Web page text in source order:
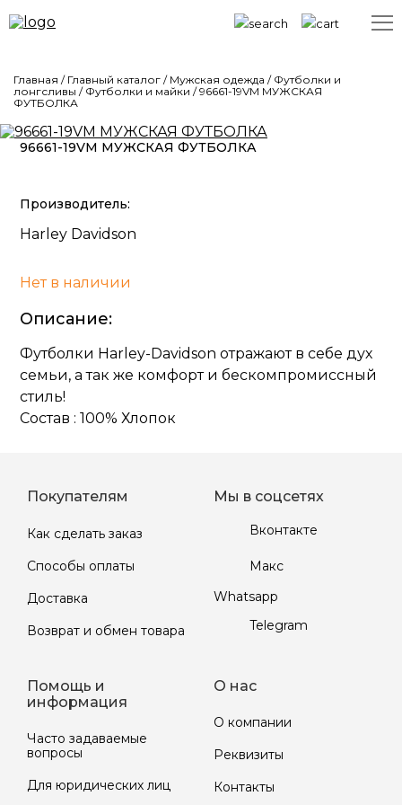
Главная / Главный каталог / Мужская одежда / Футболки и
лонгсливы / Футболки и майки /96661-19VM МУЖСКАЯ
ФУТБОЛКА
96661-19VM МУЖСКАЯ ФУТБОЛКА
Производитель:
Harley Davidson
Нет в наличии
Описание:
Футболки Harley-Davidson отражают в себе дух
семьи, а так же комфорт и бескомпромиссный
стиль!
Состав : 100% Хлопок
Покупателям
Как сделать заказ
Способы оплаты
Доставка
Возврат и обмен товара
Мы в соцсетях
Вконтакте
Макс
Whatsapp
Telegram
Помощь и
информация
Часто задаваемые
вопросы
Для юридических лиц
О нас
О компании
Реквизиты
Контакты